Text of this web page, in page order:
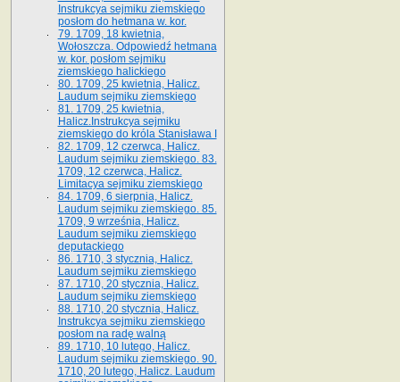
Instrukcya sejmiku ziemskiego
posłom do hetmana w. kor.
79. 1709, 18 kwietnia,
Wołoszcza. Odpowiedź hetmana
w. kor. posłom sejmiku
ziemskiego halickiego
80. 1709, 25 kwietnia, Halicz.
Laudum sejmiku ziemskiego
81. 1709, 25 kwietnia,
Halicz.Instrukcya sejmiku
ziemskiego do króla Stanisława I
82. 1709, 12 czerwca, Halicz.
Laudum sejmiku ziemskiego. 83.
1709, 12 czerwca, Halicz.
Limitacya sejmiku ziemskiego
84. 1709, 6 sierpnia, Halicz.
Laudum sejmiku ziemskiego. 85.
1709, 9 września, Halicz.
Laudum sejmiku ziemskiego
deputackiego
86. 1710, 3 stycznia, Halicz.
Laudum sejmiku ziemskiego
87. 1710, 20 stycznia, Halicz.
Laudum sejmiku ziemskiego
88. 1710, 20 stycznia, Halicz.
Instrukcya sejmiku ziemskiego
posłom na radę walną
89. 1710, 10 lutego, Halicz.
Laudum sejmiku ziemskiego. 90.
1710, 20 lutego, Halicz. Laudum